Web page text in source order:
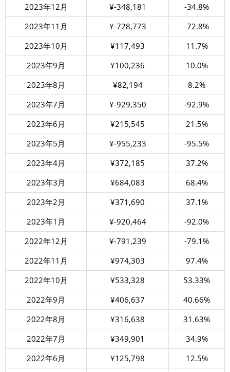
2023年12月
¥-348,181
-34.8%
2023年11月
¥-728,773
-72.8%
2023年10月
¥117,493
11.7%
2023年9月
¥100,236
10.0%
2023年8月
¥82,194
8.2%
2023年7月
¥-929,350
-92.9%
2023年6月
¥215,545
21.5%
2023年5月
¥-955,233
-95.5%
2023年4月
¥372,185
37.2%
2023年3月
¥684,083
68.4%
2023年2月
¥371,690
37.1%
2023年1月
¥-920,464
-92.0%
2022年12月
¥-791,239
-79.1%
2022年11月
¥974,303
97.4%
2022年10月
¥533,328
53.33%
2022年9月
¥406,637
40.66%
2022年8月
¥316,638
31.63%
2022年7月
¥349,901
34.9%
2022年6月
¥125,798
12.5%